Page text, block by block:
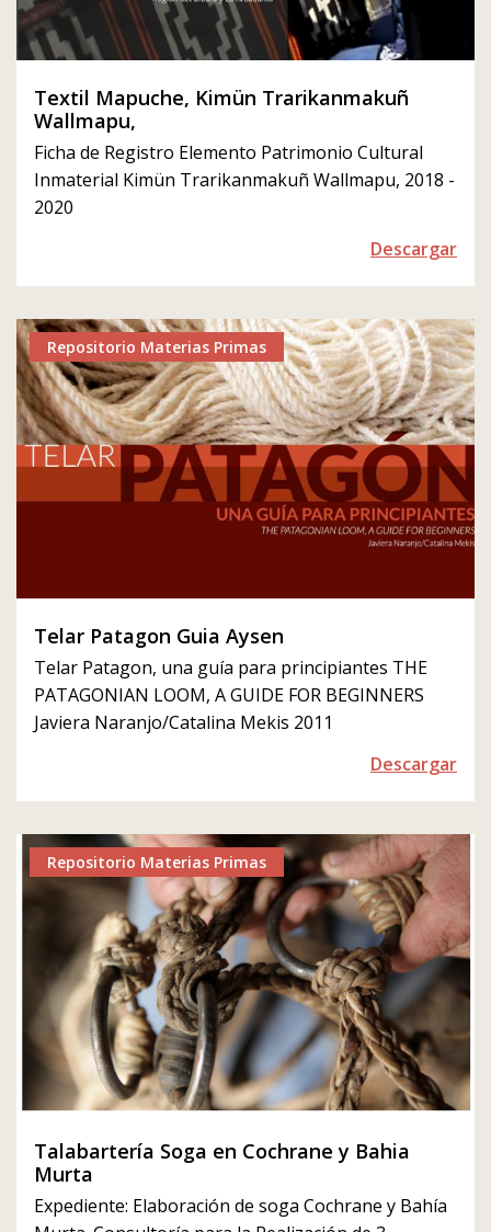
Textil Mapuche, Kimün Trarikanmakuñ
Wallmapu,
Ficha de Registro Elemento Patrimonio Cultural
Inmaterial Kimün Trarikanmakuñ Wallmapu, 2018 -
2020
Descargar
Repositorio Materias Primas
Telar Patagon Guia Aysen
Telar Patagon, una guía para principiantes THE
PATAGONIAN LOOM, A GUIDE FOR BEGINNERS
Javiera Naranjo/Catalina Mekis 2011
Descargar
Repositorio Materias Primas
Talabartería Soga en Cochrane y Bahia
Murta
Expediente: Elaboración de soga Cochrane y Bahía